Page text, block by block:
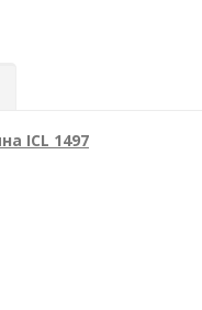
ICL 1497